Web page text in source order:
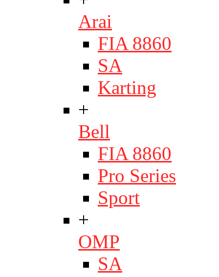
Arai
FIA 8860
SA
Karting
+
Bell
FIA 8860
Pro Series
Sport
+
OMP
SA